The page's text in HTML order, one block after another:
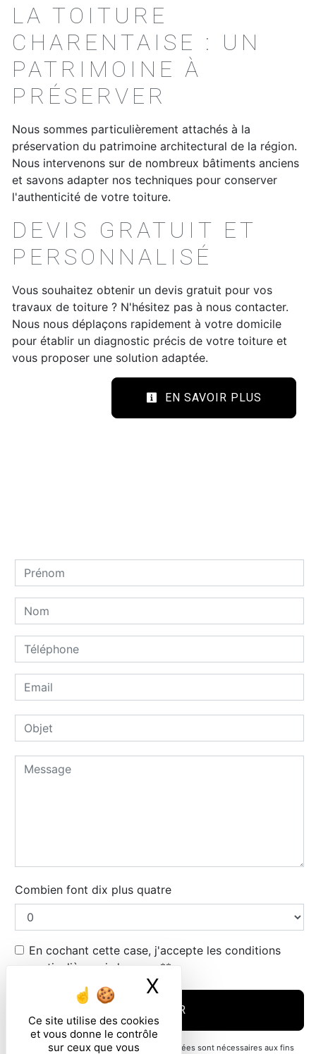
Ce site utilise des cookies
et vous donne le contrôle
sur ceux que vous
X Masquer le
LA TOITURE
CHARENTAISE : UN
PATRIMOINE À
PRÉSERVER
Nous sommes particulièrement attachés à la
préservation du patrimoine architectural de la région.
Nous intervenons sur de nombreux bâtiments anciens
et savons adapter nos techniques pour conserver
l'authenticité de votre toiture.
DEVIS GRATUIT ET
PERSONNALISÉ
Vous souhaitez obtenir un devis gratuit pour vos
travaux de toiture ? N'hésitez pas à nous contacter.
Nous nous déplaçons rapidement à votre domicile
pour établir un diagnostic précis de votre toiture et
vous proposer une solution adaptée.
EN SAVOIR PLUS
Combien font dix plus quatre
En cochant cette case, j'accepte les conditions
particulières ci-dessous **
ENVOYER
** Les données personnelles communiquées sont nécessaires aux fins